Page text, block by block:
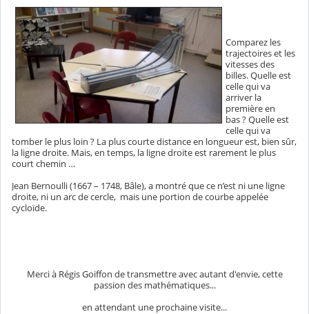
Comparez les
trajectoires et les
vitesses des
billes. Quelle est
celle qui va
arriver la
première en
bas ? Quelle est
celle qui va
tomber le plus loin ? La plus courte distance en longueur est, bien sûr,
la ligne droite. Mais, en temps, la ligne droite est rarement le plus
court chemin …
Jean Bernoulli (1667 – 1748, Bâle), a montré que ce n’est ni une ligne
droite, ni un arc de cercle, mais une portion de courbe appelée
cycloïde.
Merci à Régis Goiffon de transmettre avec autant d'envie, cette
passion des mathématiques...
en attendant une prochaine visite...